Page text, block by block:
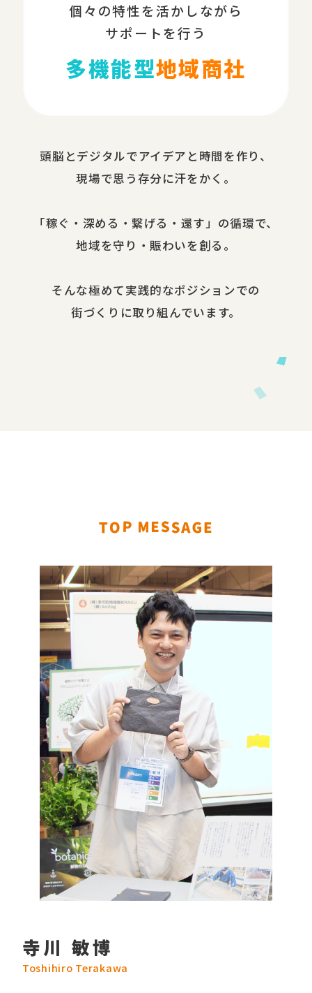
個々の特性を活かしながら
サポートを行う
多機能型地域商社
頭脳と​デジタルで​アイデアと​時間を​作り、​
現場で​思う​存分に​汗を​かく。
​「稼ぐ・​深める​・繋げる・還す」の​循環で、​
地域を​守り・​賑わいを​創る。
​そんな​極めて​実践的な​ポジションでの​
街づくりに​取り組んでいます。​
寺川 敏博
Toshihiro Terakawa